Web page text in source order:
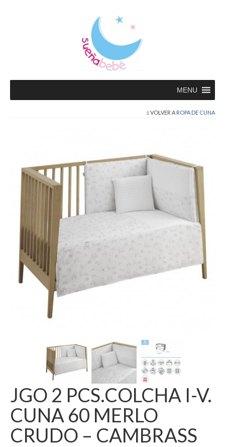
MENU
VOLVER A ROPA DE CUNA
JGO 2 PCS.COLCHA I-V.
CUNA 60 MERLO
CRUDO – CAMBRASS